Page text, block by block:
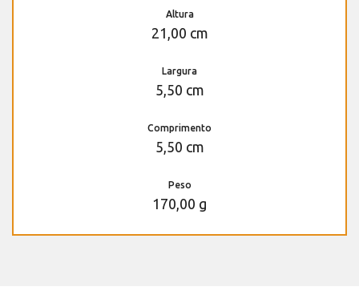
Altura
21,00 cm
Largura
5,50 cm
Comprimento
5,50 cm
Peso
170,00 g